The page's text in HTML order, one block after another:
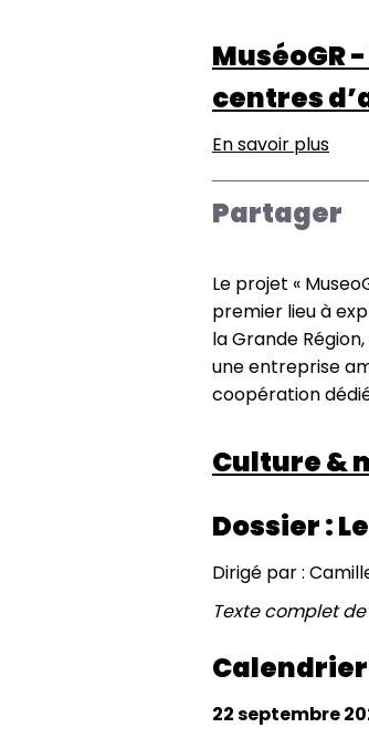
MuséoGR
centres
En savoir plus
et
de
sur
et
d’art
la
Partager
Le projet «
premier lieu à
la Grande
une entreprise
coopération
Culture &
Dossier :
Dirigé par :
Texte complet
Calendrier
22 septembre